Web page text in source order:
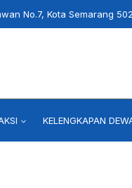
No.7, Kota Semarang
KELENGKAPAN